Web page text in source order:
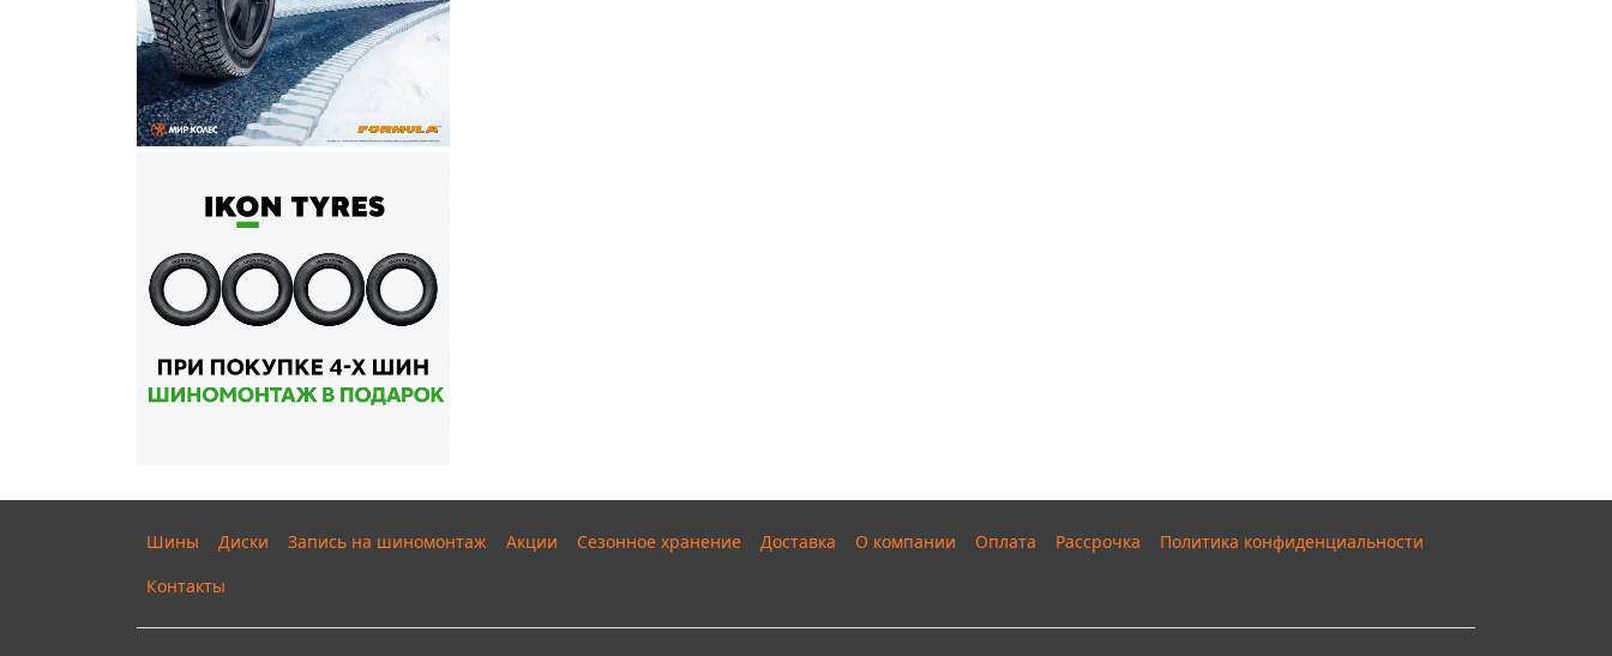
Шины Диски Запись на шиномонтаж Акции Сезонное хранение Доставка О компании Оплата Рассрочка
Политика конфиденциальности
Контакты